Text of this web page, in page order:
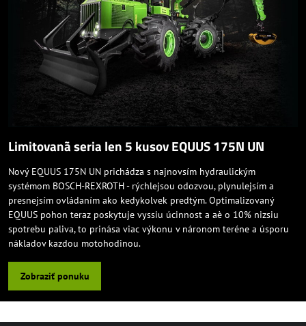
Limitovanã seria len 5 kusov EQUUS 175N UN
Nový EQUUS 175N UN prichádza s najnovsím hydraulickým
systémom BOSCH-REXROTH - rýchlejsou odozvou, plynulejsím a
presnejsím ovládaním ako kedykolvek predtým. Optimalizovaný
EQUUS pohon teraz poskytuje vyssiu úcinnost a aè o 10% nizsiu
spotrebu paliva, to prinása viac výkonu v náronom teréne a úsporu
nákladov kazdou motohodinou.
Zobraziť ponuku